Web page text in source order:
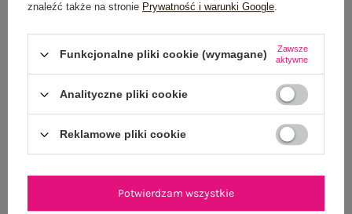
znaleźć także na stronie Prywatność i warunki Google.
Funkcjonalne pliki cookie (wymagane)
Zawsze
aktywne
Analityczne pliki cookie
Reklamowe pliki cookie
Potwierdzam wszystkie